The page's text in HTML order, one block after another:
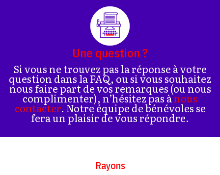
Une question ?
Si vous ne trouvez pas la réponse à votre
question dans la FAQ, ou si vous souhaitez
nous faire part de vos remarques (ou nous
complimenter), n’hésitez pas ànous
contacter. Notre équipe de bénévoles se
fera un plaisir de vous répondre.
Rayons